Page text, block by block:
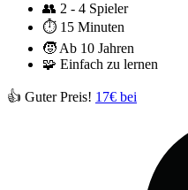
👥 2 - 4 Spieler
⏱️ 15 Minuten
🧒 Ab 10 Jahren
🧩 Einfach zu lernen
👍 Guter Preis! 17€ bei